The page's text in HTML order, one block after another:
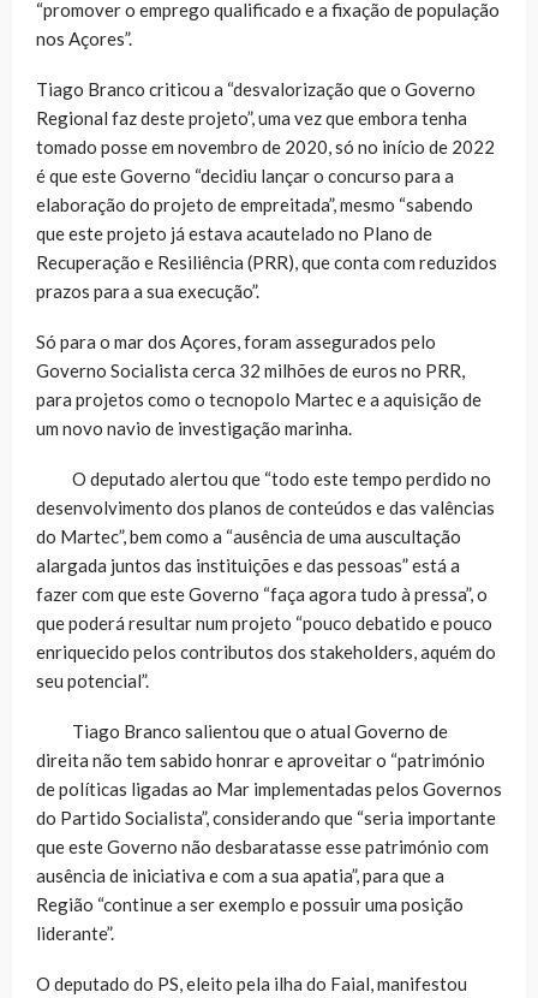
“promover o emprego qualificado e a fixação de população
nos Açores”.
Tiago Branco criticou a “desvalorização que o Governo
Regional faz deste projeto”, uma vez que embora tenha
tomado posse em novembro de 2020, só no início de 2022
é que este Governo “decidiu lançar o concurso para a
elaboração do projeto de empreitada”, mesmo “sabendo
que este projeto já estava acautelado no Plano de
Recuperação e Resiliência (PRR), que conta com reduzidos
prazos para a sua execução”.
Só para o mar dos Açores, foram assegurados pelo
Governo Socialista cerca 32 milhões de euros no PRR,
para projetos como o tecnopolo Martec e a aquisição de
um novo navio de investigação marinha.
O deputado alertou que “todo este tempo perdido no
desenvolvimento dos planos de conteúdos e das valências
do Martec”, bem como a “ausência de uma auscultação
alargada juntos das instituições e das pessoas” está a
fazer com que este Governo “faça agora tudo à pressa”, o
que poderá resultar num projeto “pouco debatido e pouco
enriquecido pelos contributos dos stakeholders, aquém do
seu potencial”.
Tiago Branco salientou que o atual Governo de
direita não tem sabido honrar e aproveitar o “património
de políticas ligadas ao Mar implementadas pelos Governos
do Partido Socialista”, considerando que “seria importante
que este Governo não desbaratasse esse património com
ausência de iniciativa e com a sua apatia”, para que a
Região “continue a ser exemplo e possuir uma posição
liderante”.
O deputado do PS, eleito pela ilha do Faial, manifestou